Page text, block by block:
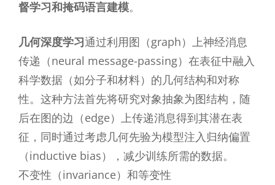
督学习和掩码语言建模。
几何深度学习通过利用图（graph）上神经消息
传递（neural message-passing）在表征中融入
科学数据（如分子和材料）的几何结构和对称
性。这种方法首先将研究对象抽象为图结构，随
后在图的边（edge）上传递消息得到其潜在表
征，同时通过考虑几何先验为模型注入归纳偏置
（inductive bias），减少训练所需的数据。
不变性（invariance）和等变性